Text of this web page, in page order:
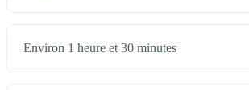
Environ 1 heure et 30 minutes